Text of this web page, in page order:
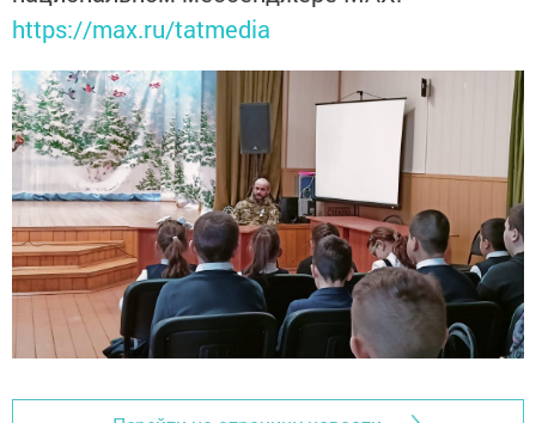
https://max.ru/tatmedia